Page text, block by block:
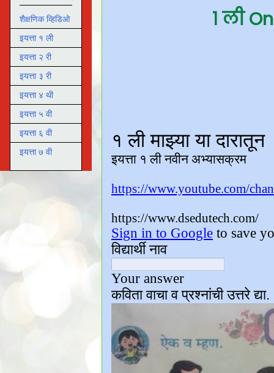
१ ली
शैक्षणिक व्हिडिओ
इयत्ता १ ली
इयत्ता २ री
इयत्ता ३ री
इयत्ता ४ थी
इयत्ता ५ वी
इयत्ता ६ वी
इयत्ता ७ वी